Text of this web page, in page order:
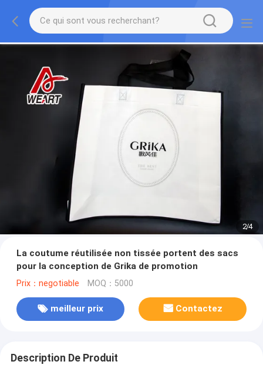
3/4
La coutume réutilisée non tissée portent des sacs
pour la conception de Grika de promotion
Prix：negotiable MOQ：5000
meilleur prix Contactez
Description De Produit